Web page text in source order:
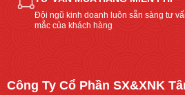
Đội ngũ kinh doanh luôn sẵn sàng tư
mắc của khách hàng
Công Ty Cổ Phần SX&XNK